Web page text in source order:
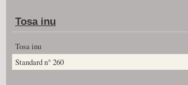
Tosa inu
Tosa inu
Standard n° 260